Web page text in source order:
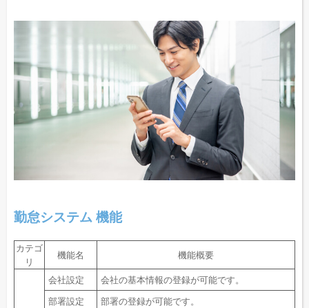
勤怠システム 機能
カテゴ
リ
機能名 機能概要
会社設定
会社の基本情報の登録が可能です。
部署設定
部署の登録が可能です。